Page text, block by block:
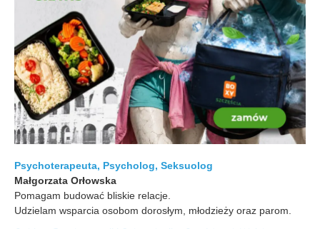
Psychoterapeuta, Psycholog, Seksuolog
Małgorzata Orłowska
Pomagam budować bliskie relacje.
Udzielam wsparcia osobom dorosłym, młodzieży oraz parom.